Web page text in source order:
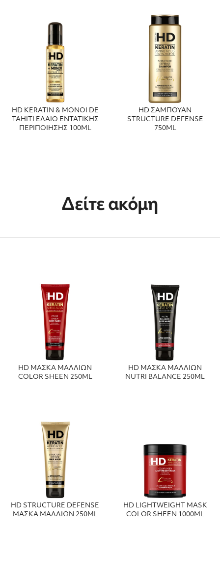
HD KERATIN & MONOI DE
TAHITI ΕΛΑΙΟ ΕΝΤΑΤΙΚΗΣ
ΠΕΡΙΠΟΙΗΣΗΣ 100ML
HD ΣΑΜΠΟΥΑΝ
STRUCTURE DEFENSE
750ML
Δείτε ακόμη
HD ΜΑΣΚΑ ΜΑΛΛΙΩΝ
COLOR SHEEN 250ML
HD ΜΑΣΚΑ ΜΑΛΛΙΩΝ
NUTRI BALANCE 250ML
HD STRUCTURE DEFENSE
ΜΑΣΚΑ ΜΑΛΛΙΩΝ 250ML
HD LIGHTWEIGHT MASK
COLOR SHEEN 1000ML